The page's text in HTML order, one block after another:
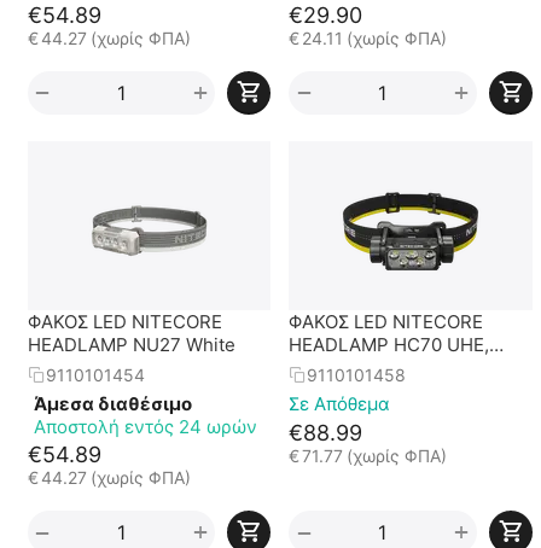
€54.89
€44.27 (χωρίς ΦΠΑ)
+
−
€29.90
€24.11 (χωρίς ΦΠΑ)
+
−
ΦΑΚΟΣ LED NITECORE
HEADLAMP NU27 White
9110101454
Άμεσα διαθέσιμο
Αποστολή εντός 24 ωρών
€54.89
€44.27 (χωρίς ΦΠΑ)
+
−
ΦΑΚΟΣ LED NITECORE
HEADLAMP HC70 UHE,
1600 Lumens
9110101458
Σε Απόθεμα
€88.99
€71.77 (χωρίς ΦΠΑ)
+
−